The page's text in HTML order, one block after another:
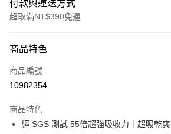
付款與運送方式
超取滿NT$390免運
POYA支付
信用卡一次付款
LINE Pay
商品特色
商品編號
10982354
商品特色
經 SGS 測試 55倍超強吸收力｜超吸乾爽